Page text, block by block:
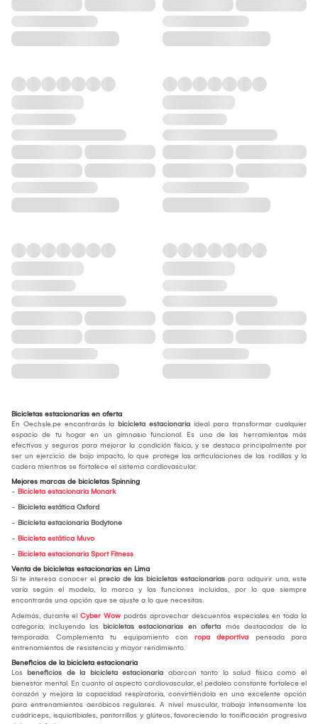
Bicicletas estacionarias en oferta
En Oechsle.pe encontrarás la bicicleta estacionaria ideal para transformar cualquier
espacio de tu hogar en un gimnasio funcional. Es una de las herramientas más
efectivas y seguras para mejorar la condición física, y se destaca principalmente por
ser un ejercicio de bajo impacto, lo que protege las articulaciones de las rodillas y la
cadera mientras se fortalece el sistema cardiovascular.
Mejores marcas de bicicletas Spinning
- Bicicleta estacionaria Monark
- Bicicleta estática Oxford
- Bicicleta estacionaria Bodytone
- Bicicleta estática Muvo
- Bicicleta estacionaria Sport Fitness
Venta de bicicletas estacionarias en Lima
Si te interesa conocer el precio de las bicicletas estacionarias para adquirir una, este
varía según el modelo, la marca y las funciones incluidas, por lo que siempre
encontrarás una opción que se ajuste a lo que necesitas.
Además, durante el Cyber Wow podrás aprovechar descuentos especiales en toda la
categoría, incluyendo las bicicletas estacionarias en oferta más destacadas de la
temporada. Complementa tu equipamiento con ropa deportiva pensada para
entrenamientos de resistencia y mayor rendimiento.
Beneficios de la bicicleta estacionaria
Los beneficios de la bicicleta estacionaria abarcan tanto la salud física como el
bienestar mental. En cuanto al aspecto cardiovascular, el pedaleo constante fortalece el
corazón y mejora la capacidad respiratoria, convirtiéndola en una excelente opción
para entrenamientos aeróbicos regulares. A nivel muscular, trabaja intensamente los
cuádriceps, isquiotibiales, pantorrillas y glúteos, favoreciendo la tonificación progresiva